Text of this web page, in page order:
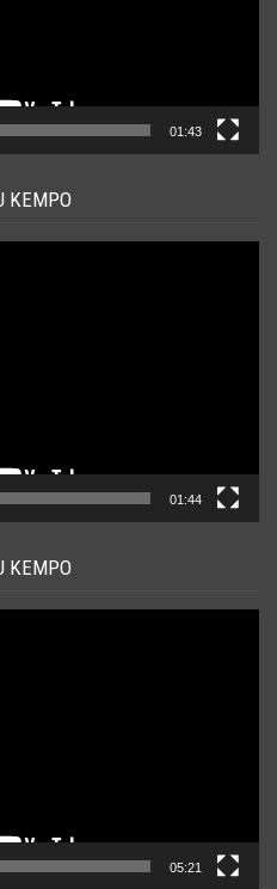
01:43
KEMPO
01:44
KEMPO
05:21